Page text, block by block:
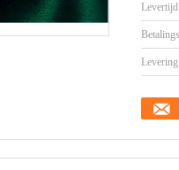
Levertijd: